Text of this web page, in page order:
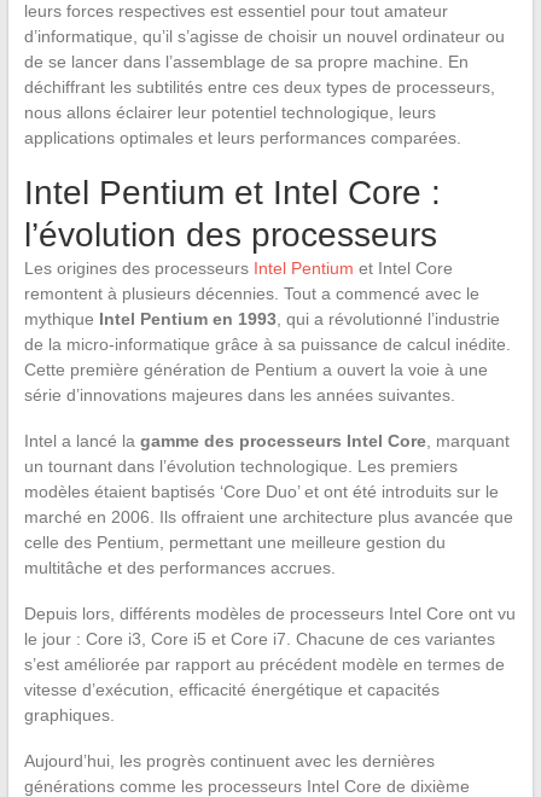
leurs forces respectives est essentiel pour tout amateur
d’informatique, qu’il s’agisse de choisir un nouvel ordinateur ou
de se lancer dans l’assemblage de sa propre machine. En
déchiffrant les subtilités entre ces deux types de processeurs,
nous allons éclairer leur potentiel technologique, leurs
applications optimales et leurs performances comparées.
Intel Pentium et Intel Core :
l’évolution des processeurs
Les origines des processeurs Intel Pentium et Intel Core
remontent à plusieurs décennies. Tout a commencé avec le
mythique Intel Pentium en 1993, qui a révolutionné l’industrie
de la micro-informatique grâce à sa puissance de calcul inédite.
Cette première génération de Pentium a ouvert la voie à une
série d’innovations majeures dans les années suivantes.
Intel a lancé la gamme des processeurs Intel Core, marquant
un tournant dans l’évolution technologique. Les premiers
modèles étaient baptisés ‘Core Duo’ et ont été introduits sur le
marché en 2006. Ils offraient une architecture plus avancée que
celle des Pentium, permettant une meilleure gestion du
multitâche et des performances accrues.
Depuis lors, différents modèles de processeurs Intel Core ont vu
le jour : Core i3, Core i5 et Core i7. Chacune de ces variantes
s’est améliorée par rapport au précédent modèle en termes de
vitesse d’exécution, efficacité énergétique et capacités
graphiques.
Aujourd’hui, les progrès continuent avec les dernières
générations comme les processeurs Intel Core de dixième